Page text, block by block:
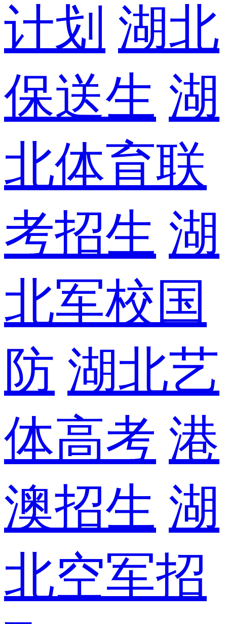
计划 湖北
保送生 湖
北体育联
考招生 湖
北军校国
防 湖北艺
体高考 港
澳招生 湖
北空军招